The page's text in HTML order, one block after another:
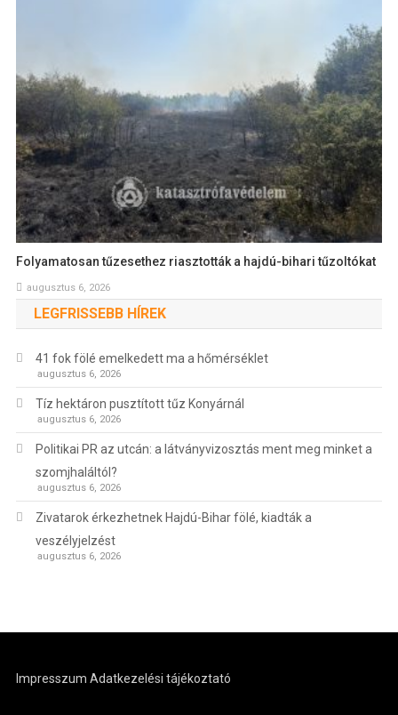
Folyamatosan tűzesethez riasztották a hajdú-bihari tűzoltókat
augusztus 6, 2026
LEGFRISSEBB HÍREK
41 fok fölé emelkedett ma a hőmérséklet
augusztus 6, 2026
Tíz hektáron pusztított tűz Konyárnál
augusztus 6, 2026
Politikai PR az utcán: a látványvizosztás ment meg minket a
szomjhaláltól?
augusztus 6, 2026
Zivatarok érkezhetnek Hajdú-Bihar fölé, kiadták a
veszélyjelzést
augusztus 6, 2026
Impresszum Adatkezelési tájékoztató